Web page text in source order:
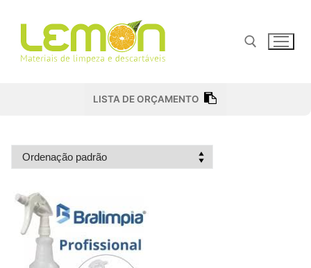
para
conteúdo
Pesquisar por:
LISTA DE ORÇAMENTO